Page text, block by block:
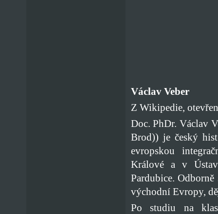
Václav Veber
Z Wikipedie,
Doc. PhDr. Václav
Brod)) je český
evropskou
Králové a v
Pardubice.
východní Evropy,
Po studiu na